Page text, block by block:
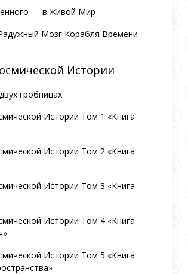
— в Живой Мир
Мозг Корабля Времени
Истории
гробницах
Истории Том 1 «Книга
Истории Том 2 «Книга
Истории Том 3 «Книга
Истории Том 4 «Книга
Истории Том 5 «Книга